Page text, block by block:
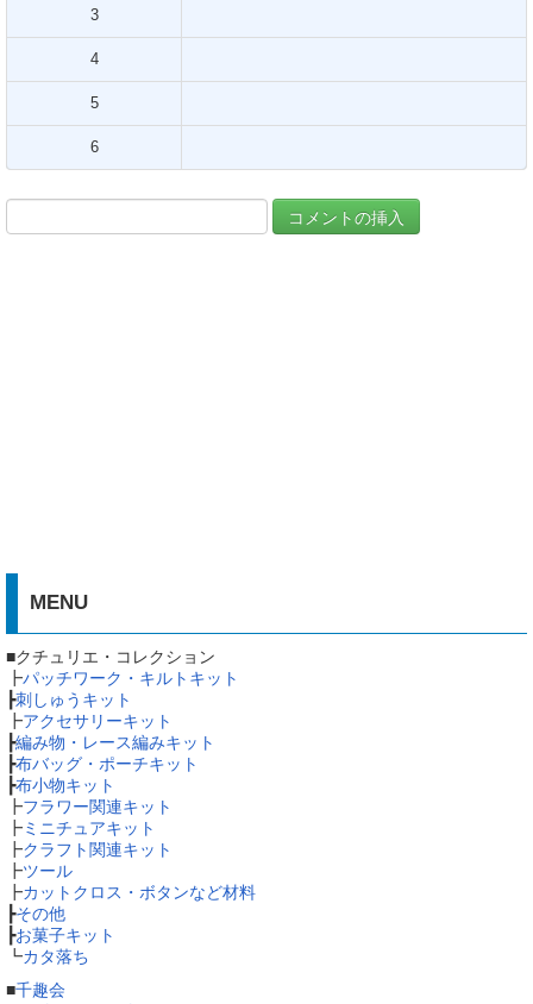
3
4
5
6
MENU
■クチュリエ・コレクション
┣パッチワーク・キルトキット
┣刺しゅうキット
┣アクセサリーキット
┣編み物・レース編みキット
┣布バッグ・ポーチキット
┣布小物キット
┣フラワー関連キット
┣ミニチュアキット
┣クラフト関連キット
┣ツール
┣カットクロス・ボタンなど材料
┣その他
┣お菓子キット
┗カタ落ち
■千趣会